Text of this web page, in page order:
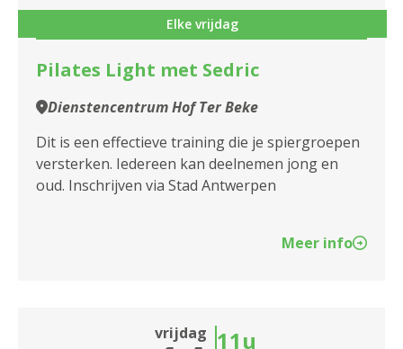
Elke vrijdag
Pilates Light met Sedric
Dienstencentrum Hof Ter Beke
Dit is een effectieve training die je spiergroepen
versterken. Iedereen kan deelnemen jong en
oud. Inschrijven via Stad Antwerpen
Meer info
vrijdag 11u